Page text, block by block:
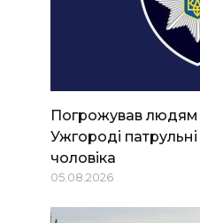
Погрожував людям
Ужгороді
чоловіка
05.08.2026